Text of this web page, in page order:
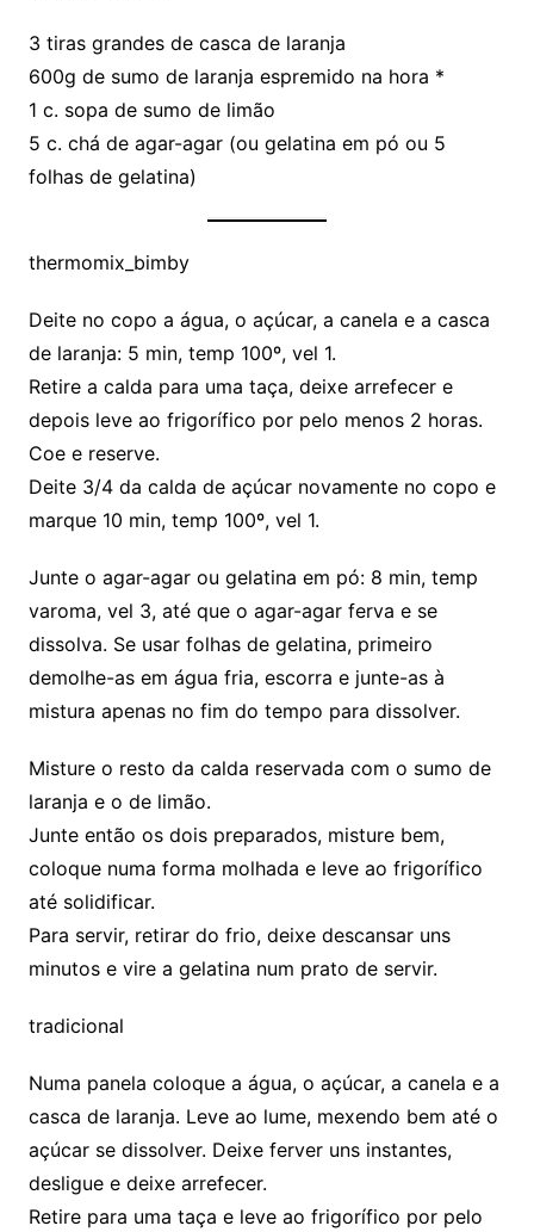
3 tiras grandes de casca de laranja
600g de sumo de laranja espremido na hora *
1 c. sopa de sumo de limão
5 c. chá de agar-agar (ou gelatina em pó ou 5
folhas de gelatina)
thermomix_bimby
Deite no copo a água, o açúcar, a canela e a casca
de laranja: 5 min, temp 100º, vel 1.
Retire a calda para uma taça, deixe arrefecer e
depois leve ao frigorífico por pelo menos 2 horas.
Coe e reserve.
Deite 3/4 da calda de açúcar novamente no copo e
marque 10 min, temp 100º, vel 1.
Junte o agar-agar ou gelatina em pó: 8 min, temp
varoma, vel 3, até que o agar-agar ferva e se
dissolva. Se usar folhas de gelatina, primeiro
demolhe-as em água fria, escorra e junte-as à
mistura apenas no fim do tempo para dissolver.
Misture o resto da calda reservada com o sumo de
laranja e o de limão.
Junte então os dois preparados, misture bem,
coloque numa forma molhada e leve ao frigorífico
até solidificar.
Para servir, retirar do frio, deixe descansar uns
minutos e vire a gelatina num prato de servir.
tradicional
Numa panela coloque a água, o açúcar, a canela e a
casca de laranja. Leve ao lume, mexendo bem até o
açúcar se dissolver. Deixe ferver uns instantes,
desligue e deixe arrefecer.
Retire para uma taça e leve ao frigorífico por pelo